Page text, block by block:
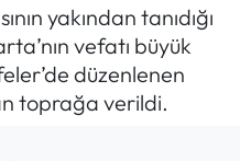
yakından tanıdığı
vefatı büyük
düzenlenen
toprağa verildi.